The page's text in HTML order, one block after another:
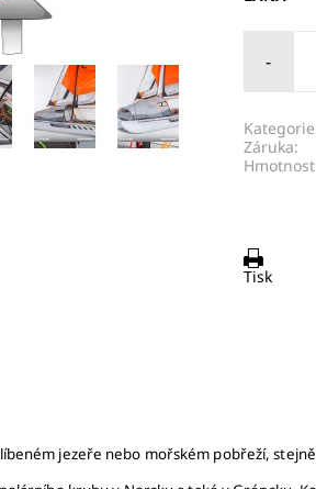
-
Záruka:
Tisk
jezeře nebo mořském pobřeží,